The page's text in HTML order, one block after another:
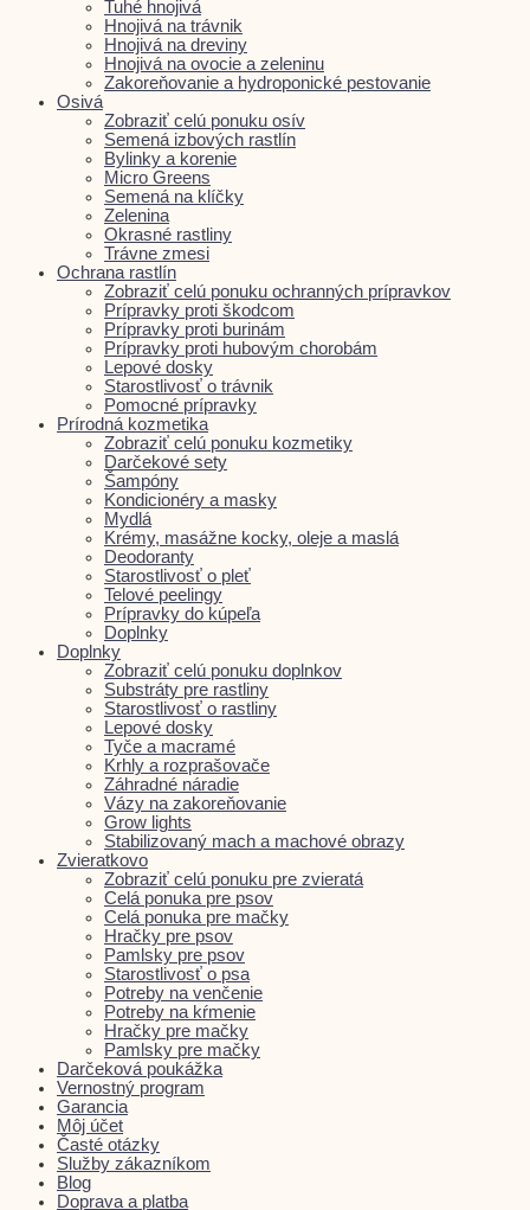
Tuhé hnojivá
Hnojivá na trávnik
Hnojivá na dreviny
Hnojivá na ovocie a zeleninu
Zakoreňovanie a hydroponické pestovanie
Osivá
Zobraziť celú ponuku osív
Semená izbových rastlín
Bylinky a korenie
Micro Greens
Semená na klíčky
Zelenina
Okrasné rastliny
Trávne zmesi
Ochrana rastlín
Zobraziť celú ponuku ochranných prípravkov
Prípravky proti škodcom
Prípravky proti burinám
Prípravky proti hubovým chorobám
Lepové dosky
Starostlivosť o trávnik
Pomocné prípravky
Prírodná kozmetika
Zobraziť celú ponuku kozmetiky
Darčekové sety
Šampóny
Kondicionéry a masky
Mydlá
Krémy, masážne kocky, oleje a maslá
Deodoranty
Starostlivosť o pleť
Telové peelingy
Prípravky do kúpeľa
Doplnky
Doplnky
Zobraziť celú ponuku doplnkov
Substráty pre rastliny
Starostlivosť o rastliny
Lepové dosky
Tyče a macramé
Krhly a rozprašovače
Záhradné náradie
Vázy na zakoreňovanie
Grow lights
Stabilizovaný mach a machové obrazy
Zvieratkovo
Zobraziť celú ponuku pre zvieratá
Celá ponuka pre psov
Celá ponuka pre mačky
Hračky pre psov
Pamlsky pre psov
Starostlivosť o psa
Potreby na venčenie
Potreby na kŕmenie
Hračky pre mačky
Pamlsky pre mačky
Darčeková poukážka
Vernostný program
Garancia
Môj účet
Časté otázky
Služby zákazníkom
Blog
Doprava a platba